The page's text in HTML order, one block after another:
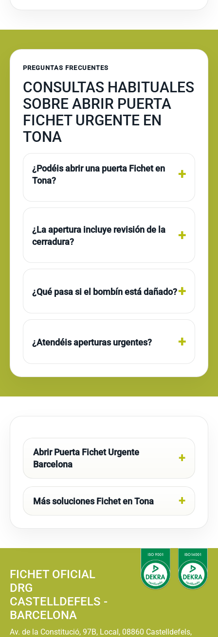
PREGUNTAS FRECUENTES
CONSULTAS HABITUALES
SOBRE ABRIR PUERTA
FICHET URGENTE EN
TONA
¿Podéis abrir una puerta Fichet en
Tona?
¿La apertura incluye revisión de la
cerradura?
¿Qué pasa si el bombín está dañado?
¿Atendéis aperturas urgentes?
Abrir Puerta Fichet Urgente
Barcelona
Más soluciones Fichet en Tona
FICHET OFICIAL
DRG
CASTELLDEFELS -
BARCELONA
Av. de la Constitució, 97B, Local, 08860 Castelldefels,